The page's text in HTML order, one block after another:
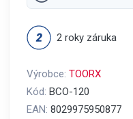
2 roky záruka
Výrobce: TOORX
Kód: BCO-120
EAN: 8029975950877